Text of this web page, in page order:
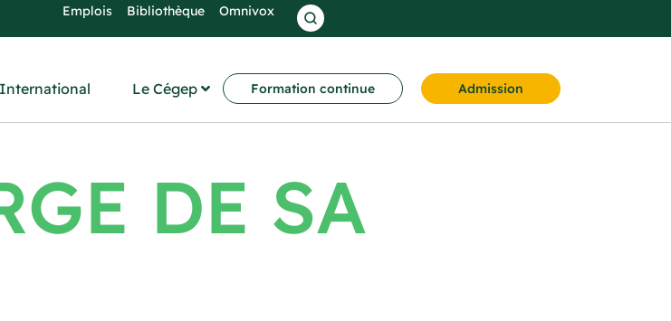
Emplois Bibliothèque Omnivox
International Le Cégep Formation continue Admission
DE SA